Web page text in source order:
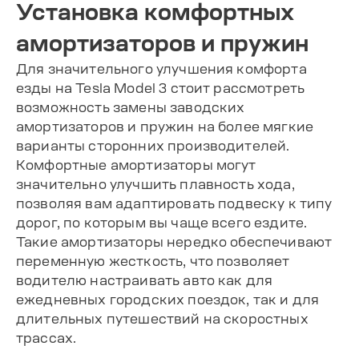
Установка комфортных
амортизаторов и пружин
Для значительного улучшения комфорта
езды на Tesla Model 3 стоит рассмотреть
возможность замены заводских
амортизаторов и пружин на более мягкие
варианты сторонних производителей.
Комфортные амортизаторы могут
значительно улучшить плавность хода,
позволяя вам адаптировать подвеску к типу
дорог, по которым вы чаще всего ездите.
Такие амортизаторы нередко обеспечивают
переменную жесткость, что позволяет
водителю настраивать авто как для
ежедневных городских поездок, так и для
длительных путешествий на скоростных
трассах.